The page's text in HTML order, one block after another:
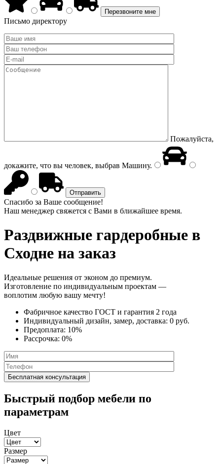
Письмо директору
Пожалуйста,
докажите, что вы человек, выбрав Машину.
Спасибо за Ваше сообщение!
Наш менеджер свяжется с Вами в ближайшее время.
Раздвижные гардеробные в
Сходне на заказ
Идеальные решения от эконом до премиум.
Изготовление по индивидуальным проектам —
воплотим любую вашу мечту!
Фабричное качество ГОСТ и гарантия 2 года
Индивидуальный дизайн, замер, доставка: 0 руб.
Предоплата: 10%
Рассрочка: 0%
Быстрый подбор мебели по
параметрам
Цвет
Размер